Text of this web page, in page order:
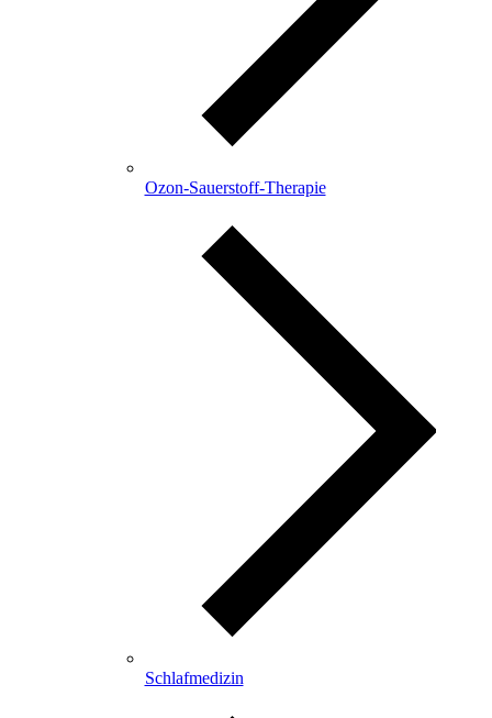
Ozon-Sauerstoff-Therapie
Schlafmedizin